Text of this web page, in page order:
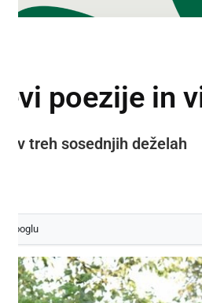
poezije in
v treh sosednjih deželah
Googlu